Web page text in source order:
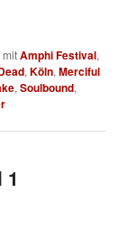
mitAmphi Festival,
,Köln,Merciful
,Soulbound,